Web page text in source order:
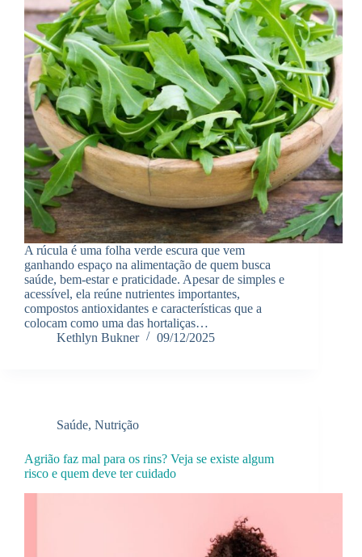
A rúcula é uma folha verde escura que vem
ganhando espaço na alimentação de quem busca
saúde, bem-estar e praticidade. Apesar de simples e
acessível, ela reúne nutrientes importantes,
compostos antioxidantes e características que a
colocam como uma das hortaliças…
Kethlyn Bukner
09/12/2025
Saúde, Nutrição
Agrião faz mal para os rins? Veja se existe algum
risco e quem deve ter cuidado